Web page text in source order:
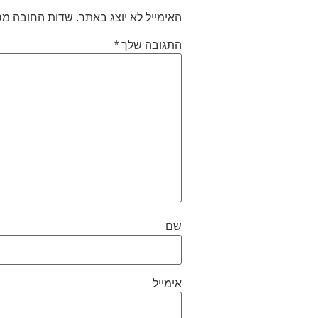
האימייל לא יוצג באתר. שדות החובה
התגובה שלך *
שם
אימייל